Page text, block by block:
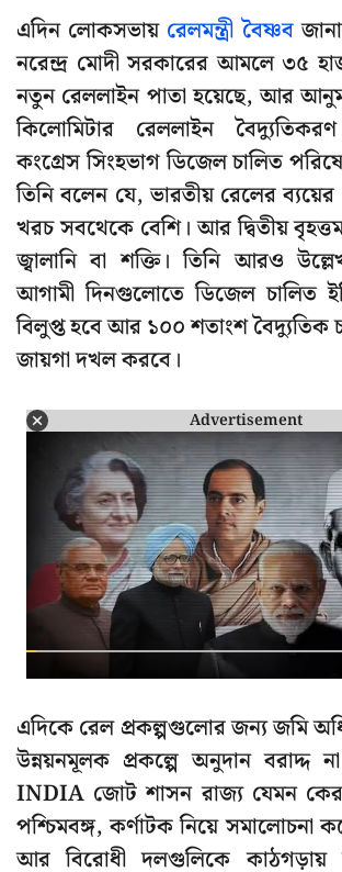
এদিন লোকসভায় রেলমন্ত্রী বৈষ্ণব
নরেন্দ্র মোদী সরকারের আমলে ৩৫
নতুন রেললাইন পাতা হয়েছে, আর
কিলোমিটার রেললাইন
কংগ্রেস সিংহভাগ ডিজেল চালিত
তিনি বলেন যে, ভারতীয় রেলের ব্যয়ের
খরচ সবথেকে বেশি। আর দ্বিতীয়
জ্বালানি বা শক্তি। তিনি আরও
আগামী দিনগুলোতে ডিজেল চালিত
বিলুপ্ত হবে আর ১০০ শতাংশ বৈদ্যুতিক
জায়গা দখল করবে।
Advertisement
এদিকে রেল প্রকল্পগুলোর জন্য জমি
উন্নয়নমূলক প্রকল্পে অনুদান বরাদ্দ
INDIA জোট শাসন রাজ্য যেমন
পশ্চিমবঙ্গ, কর্ণাটক নিয়ে সমালোচনা
আর বিরোধী দলগুলিকে কাঠগড়ায়